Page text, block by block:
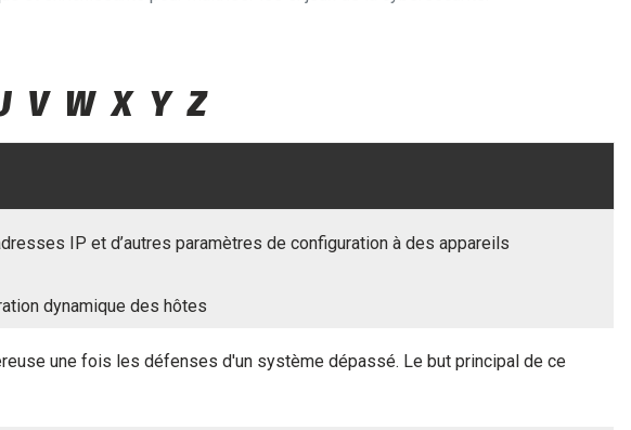
V W X Y Z
IP et d’autres paramètres de configuration à des appareils
dynamique des hôtes
une fois les défenses d'un système dépassé. Le but principal de ce